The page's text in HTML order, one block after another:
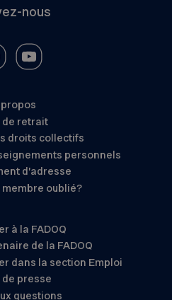
nous
de retrait
droits collectifs
personnels
d’adresse
oublié?
à la FADOQ
de la FADOQ
dans la section Emploi
de presse
questions